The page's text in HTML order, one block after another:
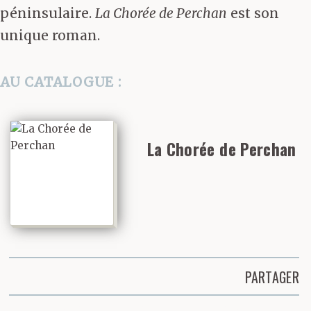
péninsulaire. La Chorée de Perchan est son
unique roman.
AU CATALOGUE :
La Chorée de Perchan
PARTAGER